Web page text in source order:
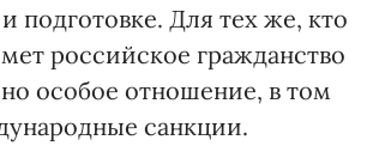
подготовке. Для тех же, кто
российское гражданство
особое отношение, в том
санкции.